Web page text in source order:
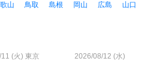
山 鳥取 島根 岡山 広島 山口
(火) 東京 2026/08/12 (水)